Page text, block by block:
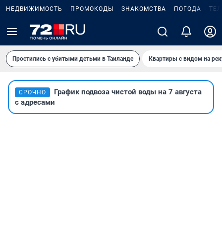
НЕДВИЖИМОСТЬ ПРОМОКОДЫ ЗНАКОМСТВА ПОГОДА
Простились с убитыми детьми в Таиланде Квартиры с видом на
СРОЧНО
График подвоза чистой воды на 7 августа
с адресами